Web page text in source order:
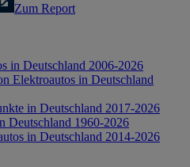
Zum Report
in Deutschland 2006-2026
Elektroautos in Deutschland
in Deutschland 2017-2026
Deutschland 1960-2026
in Deutschland 2014-2026